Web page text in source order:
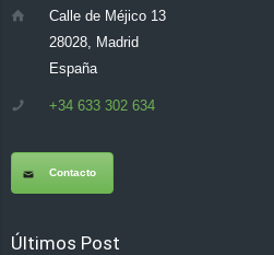
Calle de Méjico 13
28028, Madrid
España
+34 633 302 634
Contacto
Últimos Post